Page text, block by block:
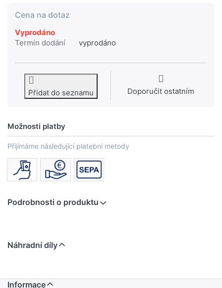
Cena na dotaz
Vyprodáno
Termín dodání
vyprodáno
Přidat do seznamu Doporučit ostatním
Možnosti platby
Přijímáme následující platební metody
Podrobnosti o produktu
Náhradní díly
Informace